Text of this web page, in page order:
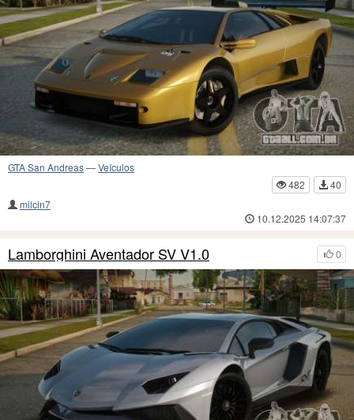
GTA San Andreas—Veículos
482
40
milcin7
10.12.2025 14:07:37
0
Lamborghini Aventador SV V1.0